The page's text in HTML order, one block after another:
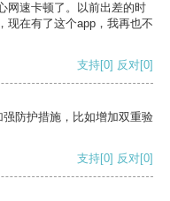
网速卡顿了。以前出差的时
现在有了这个app，我再也不
支持[0] 反对[0]
防护措施，比如增加双重验
支持[0] 反对[0]